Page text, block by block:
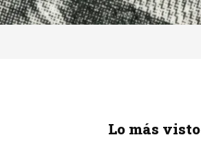
Lo más visto